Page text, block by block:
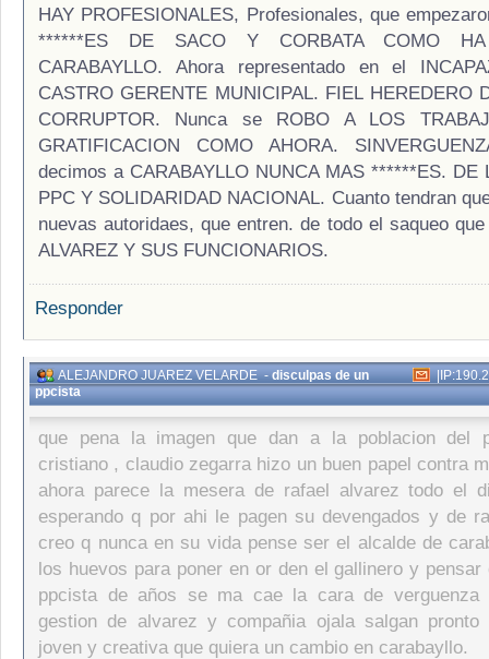
HAY PROFESIONALES, Profesionales, que
******ES DE SACO Y CORBATA COMO
CARABAYLLO. Ahora representado en el
CASTRO GERENTE MUNICIPAL. FIEL HEREDERO
CORRUPTOR. Nunca se ROBO A LOS
GRATIFICACION COMO AHORA.
decimos a CARABAYLLO NUNCA MAS ******ES. DE
PPC Y SOLIDARIDAD NACIONAL. Cuanto tendran
nuevas autoridaes, que entren. de todo el saqueo
ALVAREZ Y SUS FUNCIONARIOS.
Responder
ALEJANDRO JUAREZ VELARDE-disculpas de un
ppcista
|
que pena la imagen que dan a la poblacion del
cristiano , claudio zegarra hizo un buen papel contra
ahora parece la mesera de rafael alvarez todo el
esperando q por ahi le pagen su devengados y de
creo q nunca en su vida pense ser el alcalde de
los huevos para poner en or den el gallinero y
ppcista de años se ma cae la cara de verguenza
gestion de alvarez y compañia ojala salgan
joven y creativa que quiera un cambio en carabayllo.